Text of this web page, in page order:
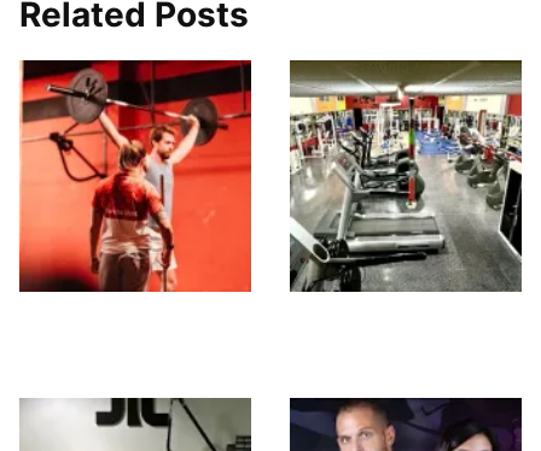
Related Posts